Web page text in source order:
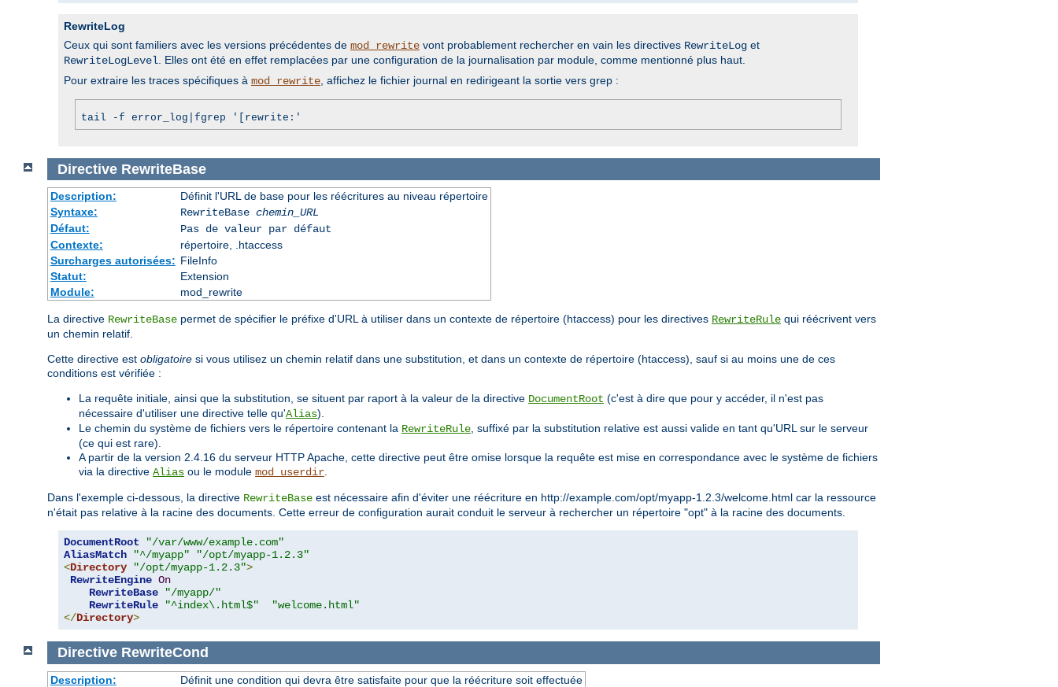
RewriteLog
Ceux qui sont familiers avec les versions précédentes de mod_rewrite vont probablement rechercher en vain les directives RewriteLog et
RewriteLogLevel . Elles ont été en effet remplacées par une configuration de la journalisation par module, comme mentionné plus haut.
Pour extraire les traces spécifiques à mod_rewrite , affichez le fichier journal en redirigeant la sortie vers grep :
tail -f error_log|fgrep '[rewrite:'
Directive RewriteBase
Description:
Définit l'URL de base pour les réécritures au niveau répertoire
Syntaxe:
RewriteBase chemin_URL
Défaut:
Pas de valeur par défaut
Contexte:
répertoire, .htaccess
Surcharges autorisées: FileInfo
Statut:
Extension
Module:
mod_rewrite
La directive RewriteBase permet de spécifier le préfixe d'URL à utiliser dans un contexte de répertoire (htaccess) pour les directives RewriteRule qui réécrivent vers
un chemin relatif.
Cette directive est obligatoire si vous utilisez un chemin relatif dans une substitution, et dans un contexte de répertoire (htaccess), sauf si au moins une de ces
conditions est vérifiée :
La requête initiale, ainsi que la substitution, se situent par raport à la valeur de la directive DocumentRoot (c'est à dire que pour y accéder, il n'est pas
nécessaire d'utiliser une directive telle qu'Alias).
Le chemin du système de fichiers vers le répertoire contenant la RewriteRule, suffixé par la substitution relative est aussi valide en tant qu'URL sur le serveur
(ce qui est rare).
A partir de la version 2.4.16 du serveur HTTP Apache, cette directive peut être omise lorsque la requête est mise en correspondance avec le système de fichiers
via la directive Alias ou le module mod_userdir.
Dans l'exemple ci-dessous, la directive RewriteBase est nécessaire afin d'éviter une réécriture en http://example.com/opt/myapp-1.2.3/welcome.html car la ressource
n'était pas relative à la racine des documents. Cette erreur de configuration aurait conduit le serveur à rechercher un répertoire "opt" à la racine des documents.
DocumentRoot
"/var/www/example.com"
AliasMatch
"^/myapp"
"/opt/myapp-1.2.3"
<Directory "/opt/myapp-1.2.3">
RewriteEngine On
RewriteBase
"/myapp/"
RewriteRule
"^index\.html$"
"welcome.html"
</Directory>
Directive RewriteCond
Description:
Définit une condition qui devra être satisfaite pour que la réécriture soit effectuée